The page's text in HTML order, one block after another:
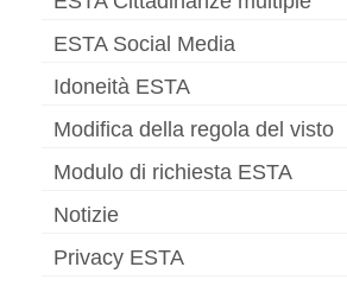
ESTA Social Media
Idoneità ESTA
Modifica della regola del visto
Modulo di richiesta ESTA
Notizie
Privacy ESTA